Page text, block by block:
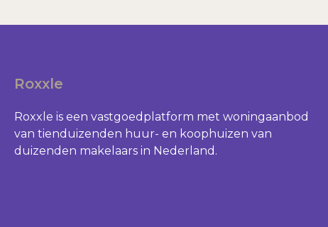
Roxxle
Roxxle is een vastgoedplatform met woningaanbod
van tienduizenden huur- en koophuizen van
duizenden makelaars in Nederland.